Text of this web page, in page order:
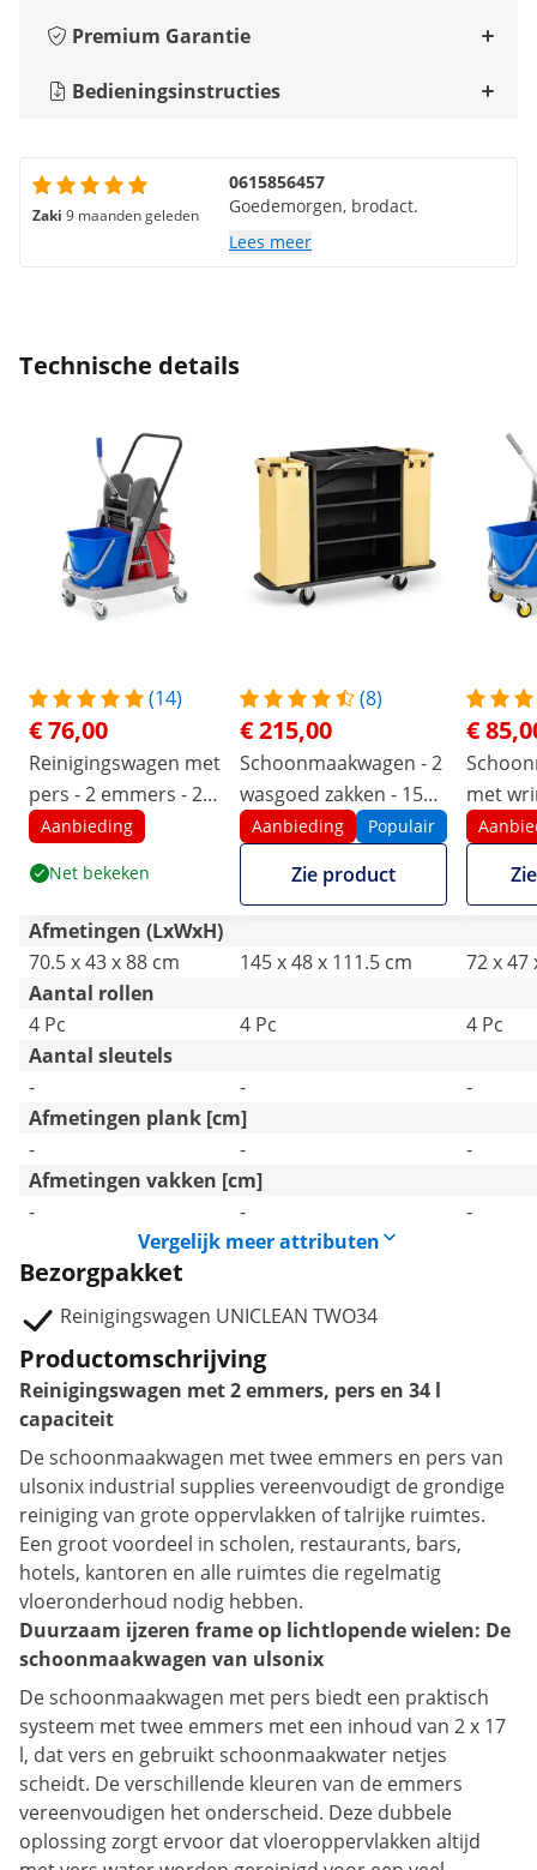
Premium Garantie
Bedieningsinstructies
Zaki 9 maanden geleden
0615856457
Goedemorgen, brodact.
Lees meer
Technische details
(14)
€ 76,00
Reinigingswagen met
pers - 2 emmers - 2 x
17 L
Aanbieding
Net bekeken
(8)
€ 215,00
Schoonmaakwagen - 2
wasgoed zakken - 150
kg
Aanbieding Populair
Zie product
€
met
Afmetingen (LxWxH)
70.5 x 43 x 88 cm
145 x 48 x 111.5 cm
72 x 47
Aantal rollen
4 Pc
4 Pc
4 Pc
Aantal sleutels
-
-
-
Afmetingen plank [cm]
-
-
-
Afmetingen vakken [cm]
-
-
-
Vergelijk meer attributen
Bezorgpakket
Reinigingswagen UNICLEAN TWO34
Productomschrijving
Reinigingswagen met 2 emmers, pers en 34 l
capaciteit
De schoonmaakwagen met twee emmers en pers van
ulsonix industrial supplies vereenvoudigt de grondige
reiniging van grote oppervlakken of talrijke ruimtes.
Een groot voordeel in scholen, restaurants, bars,
hotels, kantoren en alle ruimtes die regelmatig
vloeronderhoud nodig hebben.
Duurzaam ijzeren frame op lichtlopende wielen: De
schoonmaakwagen van ulsonix
De schoonmaakwagen met pers biedt een praktisch
systeem met twee emmers met een inhoud van 2 x 17
l, dat vers en gebruikt schoonmaakwater netjes
scheidt. De verschillende kleuren van de emmers
vereenvoudigen het onderscheid. Deze dubbele
oplossing zorgt ervoor dat vloeroppervlakken altijd